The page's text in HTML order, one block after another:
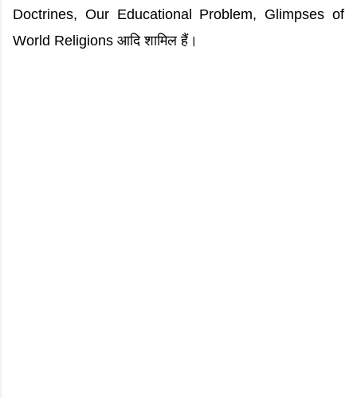
Doctrines, Our Educational Problem, Glimpses of
World Religions आदि शामिल हैं।